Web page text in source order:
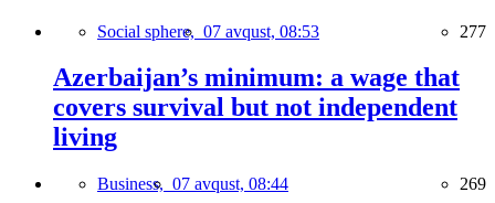
Social sphere, 07 avqust, 08:53 277
Azerbaijan’s minimum: a wage that
covers survival but not independent
living
Business, 07 avqust, 08:44 269